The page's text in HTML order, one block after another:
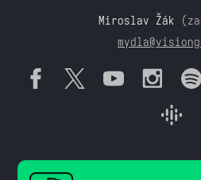
Miroslav Žák